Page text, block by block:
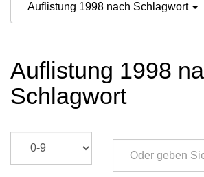
Auflistung 1998 nach Schlagwort
Auflistung 1998
Schlagwort